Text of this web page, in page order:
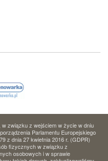
w związku z wejściem w życie w dniu
Parlamentu Europejskiego
z dnia 27 kwietnia 2016 r. (GDPR)
fizycznych w związku z
osobowych i w sprawie